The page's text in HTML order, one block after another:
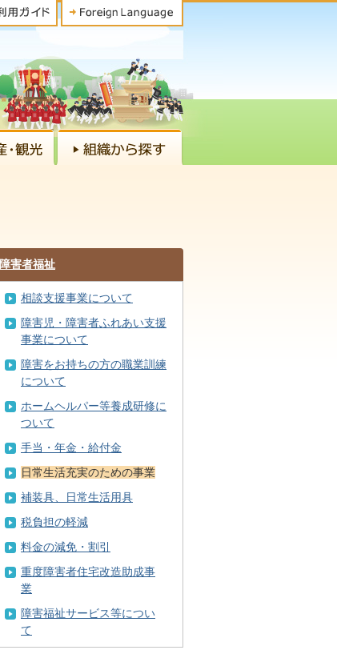
障害者福祉
相談支援事業について
障害児・障害者ふれあい支援
事業について
障害をお持ちの方の職業訓練
について
ホームヘルパー等養成研修に
ついて
手当・年金・給付金
日常生活充実のための事業
補装具、日常生活用具
税負担の軽減
料金の減免・割引
重度障害者住宅改造助成事
業
障害福祉サービス等につい
て